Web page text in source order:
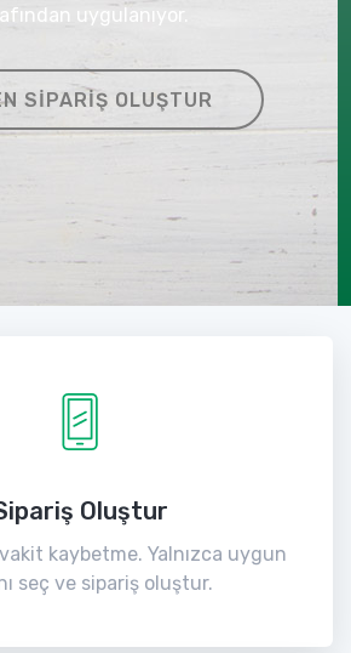
uygulanıyor.
SIPARIŞ OLUŞTUR
Oluştur
kaybetme. Yalnızca uygun
seç ve sipariş oluştur.